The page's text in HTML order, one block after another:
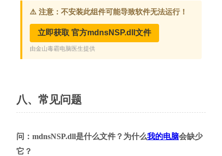
八、常见问题
问：mdnsNSP.dll是什么文件？为什么我的电脑会缺少
它？